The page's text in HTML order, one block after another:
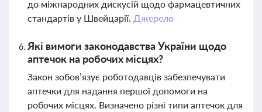
до міжнародних дискусій щодо фармацевтичних
стандартів у Швейцарії. Джерело
Які вимоги законодавства України щодо
аптечок на робочих місцях?
Закон зобов’язує роботодавців забезпечувати
аптечки для надання першої допомоги на
робочих місцях. Визначено різні типи аптечок для